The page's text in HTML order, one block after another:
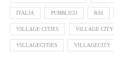
ITALIA PUBBLICO RAI
VILLAGE CITIES VILLAGE CITY
VILLAGECITIES VILLAGECITY